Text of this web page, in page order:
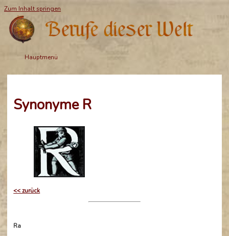
Zum Inhalt springen
Hauptmenü
Synonyme R
<< zurück
Ra